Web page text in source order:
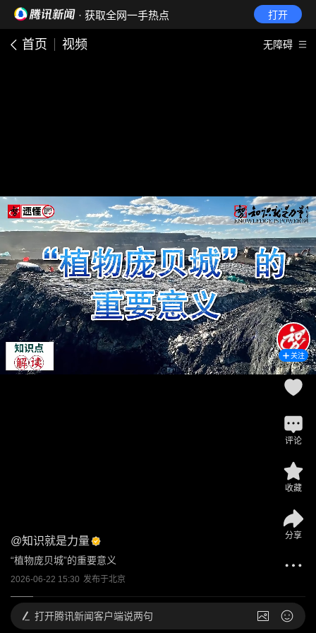
· 获取全网一手热点 打开
首页 视频 无障碍
@知识就是力量
“植物庞贝城”的重要意义
2026-06-22 15:30 发布于北京
关注
评论
收藏
分享
打开腾讯新闻客户端说两句